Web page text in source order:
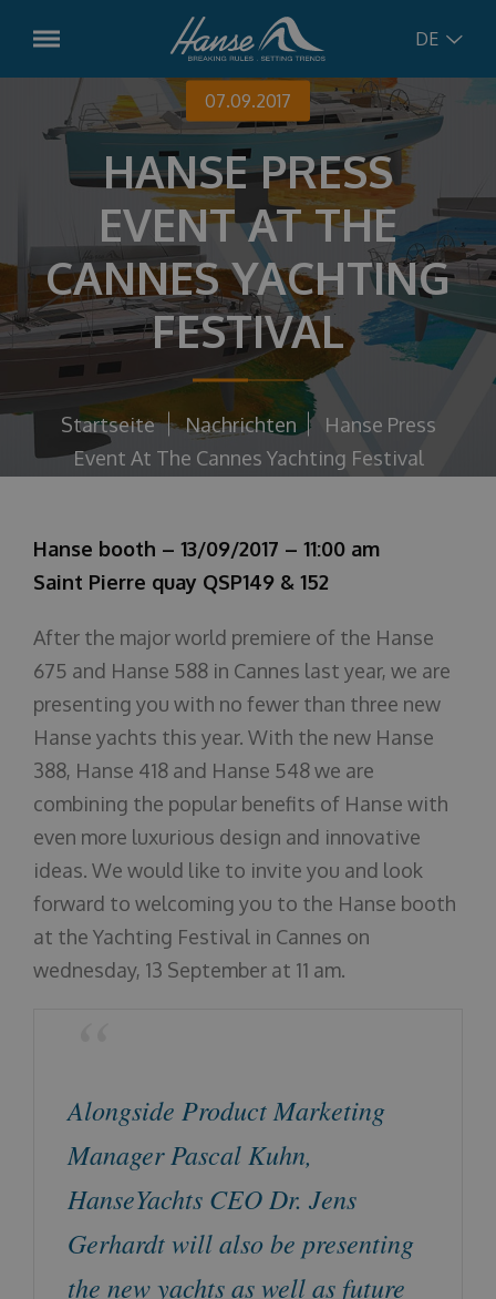
DE
English
German
Croatian
Russian
Modelle
Hanse315
Hanse348
Hanse360
Hanse410
Hanse
510
Hanse
Vorbestellte Boote
Gebrauchtboote
Dienstleistungen
Charter-Management
Bootsservice
Charter
Nachrichten
07.09.2017
HANSE PRESS
EVENT AT THE
CANNES YACHTING
FESTIVAL
Startseite Nachrichten
Hanse Press
Event At The Cannes Yachting Festival
Hanse booth – 13/09/2017 – 11:00 am
Saint Pierre quay QSP149 & 152
After the major world premiere of the Hanse
675 and Hanse 588 in Cannes last year, we are
presenting you with no fewer than three new
Hanse yachts this year. With the new Hanse
388, Hanse 418 and Hanse 548 we are
combining the popular benefits of Hanse with
even more luxurious design and innovative
ideas. We would like to invite you and look
forward to welcoming you to the Hanse booth
at the Yachting Festival in Cannes on
wednesday, 13 September at 11 am.
Alongside Product Marketing
Manager Pascal Kuhn,
HanseYachts CEO Dr. Jens
Gerhardt will also be presenting
the new yachts as well as future